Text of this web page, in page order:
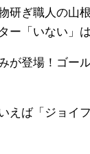
研ぎ職人の山
ー「いない」
が登場！ゴー
えば「ジョイフ